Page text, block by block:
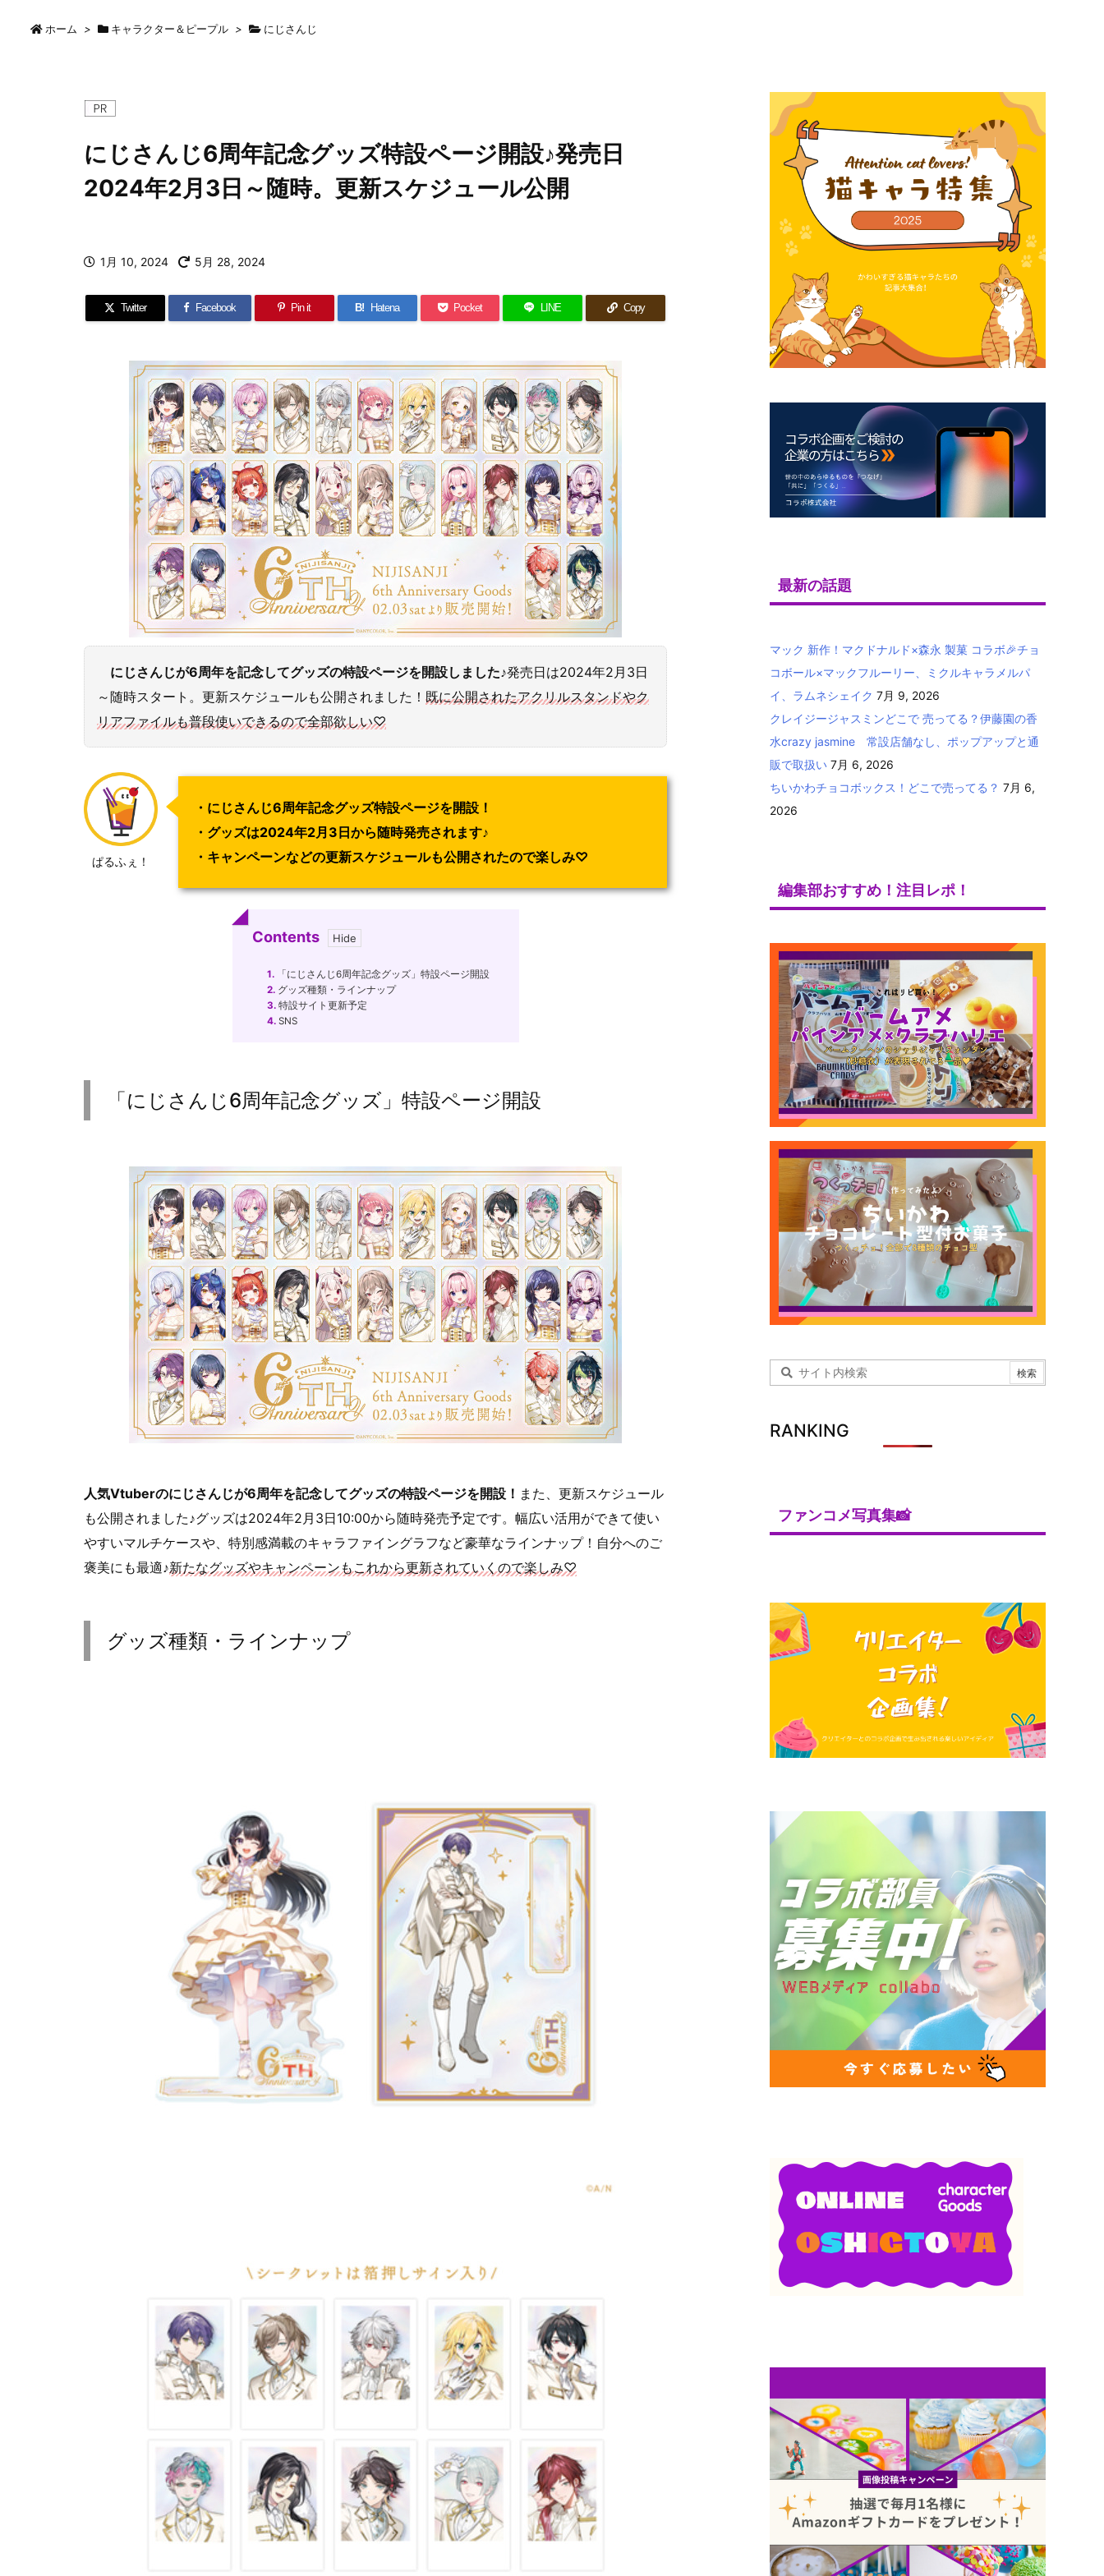
ホーム > キャラクター＆ピープル > にじさんじ
にじさんじ6周年記念グッズ特設ページ開設♪発売日
2024年2月3日～随時。更新スケジュール公開
1月 10, 2024 5月 28, 2024
Twitter Facebook Pin it B! Hatena Pocket LINE Copy
にじさんじが6周年を記念してグッズの特設ページを開設しました♪発売日は2024年2月3日
～随時スタート。更新スケジュールも公開されました！ 既に公開されたアクリルスタンドやク
リアファイルも普段使いできるので全部欲しい♡
ぱるふぇ！
・にじさんじ6周年記念グッズ特設ページを開設！
・グッズは2024年2月3日から随時発売されます♪
・キャンペーンなどの更新スケジュールも公開されたので楽しみ♡
Contents
1.「にじさんじ6周年記念グッズ」特設ページ開設
2.グッズ種類・ラインナップ
3.特設サイト更新予定
4.SNS
「にじさんじ6周年記念グッズ」特設ページ開設
人気Vtuberのにじさんじが6周年を記念してグッズの特設ページを開設！ また、更新スケジュール
も公開されました♪グッズは2024年2月3日10:00から随時発売予定です。幅広い活用ができて使い
やすいマルチケースや、特別感満載のキャラファイングラフなど豪華なラインナップ！自分へのご
褒美にも最適♪新たなグッズやキャンペーンもこれから更新されていくので楽しみ♡
グッズ種類・ラインナップ
最新の話題
マック 新作！マクドナルド×森永 製菓 コラボ🎉チョ
コボール×マックフルーリー、ミクルキャラメルパ
イ、ラムネシェイク 7月 9, 2026
クレイジージャスミンどこで 売ってる？伊藤園の香
水crazy jasmine 常設店舗なし、ポップアップと通
販で取扱い 7月 6, 2026
ちいかわチョコボックス！どこで売ってる？ 7月 6,
2026
編集部おすすめ！注目レポ！
RANKING
ファンコメ写真集📸